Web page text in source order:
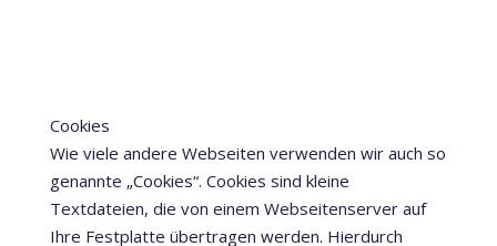
Cookies
Wie viele andere Webseiten verwenden wir auch so
genannte „Cookies“. Cookies sind kleine
Textdateien, die von einem Webseitenserver auf
Ihre Festplatte übertragen werden. Hierdurch